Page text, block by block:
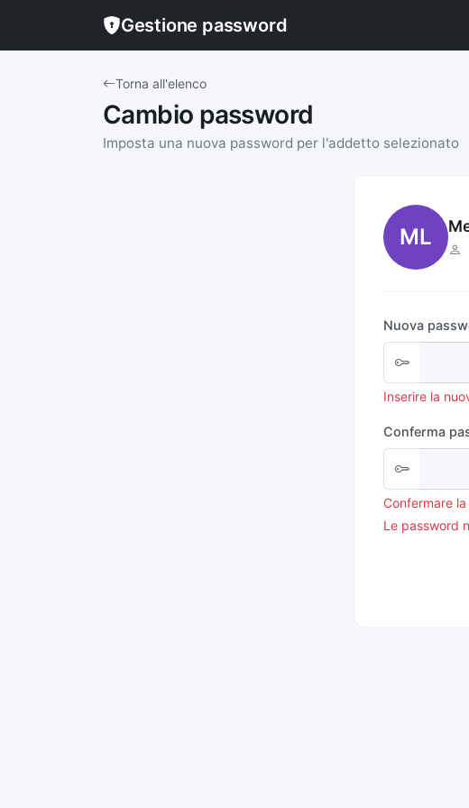
Gestione password
Torna all'elenco
Cambio password
Imposta una nuova password per l'addetto selezionato
ML
Nuova
Inserire la
Conferma
Confermare
Le password